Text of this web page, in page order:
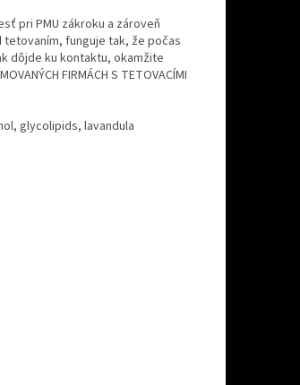
pri PMU zákroku a zároveň
funguje tak, že počas
dôjde ku kontaktu, okamžite
FIRMÁCH S TETOVACÍMI
glycolipids, lavandula